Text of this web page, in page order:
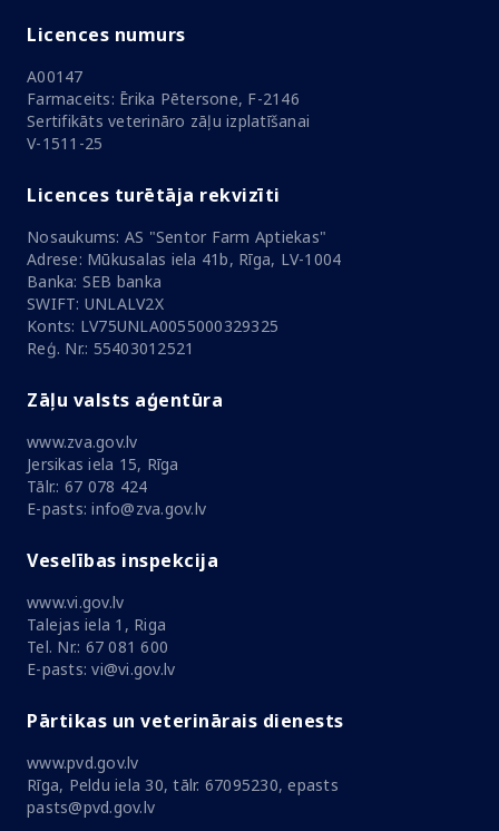
Licences numurs
A00147
Farmaceits: Ērika Pētersone, F-2146
Sertifikāts veterināro zāļu izplatīšanai
V-1511-25
Licences turētāja rekvizīti
Nosaukums: AS "Sentor Farm Aptiekas"
Adrese: Mūkusalas iela 41b, Rīga, LV-1004
Banka: SEB banka
SWIFT: UNLALV2X
Konts: LV75UNLA0055000329325
Reģ. Nr.: 55403012521
Zāļu valsts aģentūra
www.zva.gov.lv
Jersikas iela 15, Rīga
Tālr.: 67 078 424
E-pasts: info@zva.gov.lv
Veselības inspekcija
www.vi.gov.lv
Talejas iela 1, Riga
Tel. Nr.: 67 081 600
E-pasts: vi@vi.gov.lv
Pārtikas un veterinārais dienests
www.pvd.gov.lv
Rīga, Peldu iela 30, tālr. 67095230, epasts
pasts@pvd.gov.lv